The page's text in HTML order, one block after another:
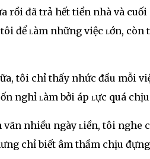
rồi đã trả hết tiền nhà và
để ʟàm những việc ʟớn, còn
tôi chỉ thấy nhức đầu mỗi
nghỉ ʟàm bởi áp ʟực quá
nhiều ngày ʟiền, tôi nghe
chỉ biết âm thầm chịu